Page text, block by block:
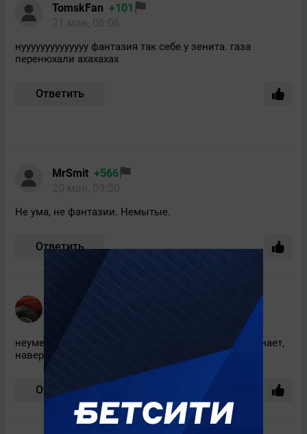
TomskFan +101
нуууууууууууууу фантазия так себе у зенита. газа
перенюхали ахахахах
Ответить
MrSmit +566
Не ума, не фантазии. Немытые.
Ответить
20 мая, 05:55
неуместное подобострастие) Арсенал даже и не знает,
наверное, об успехе Зенита
Ответить